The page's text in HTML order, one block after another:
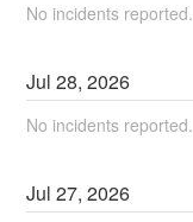
No incidents reported.
Jul28,2026
No incidents reported.
Jul27,2026